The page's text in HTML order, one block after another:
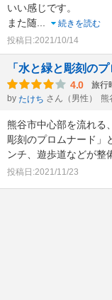
いい感じです。
また随...
続きを読む
投稿日:2021/10/14
「水と緑と彫刻の
4.0 旅行
by たけち さん（男性） 熊
熊谷市中心部を流れる
彫刻のプロムナード」
ンチ、遊歩道などが整
投稿日:2021/11/23